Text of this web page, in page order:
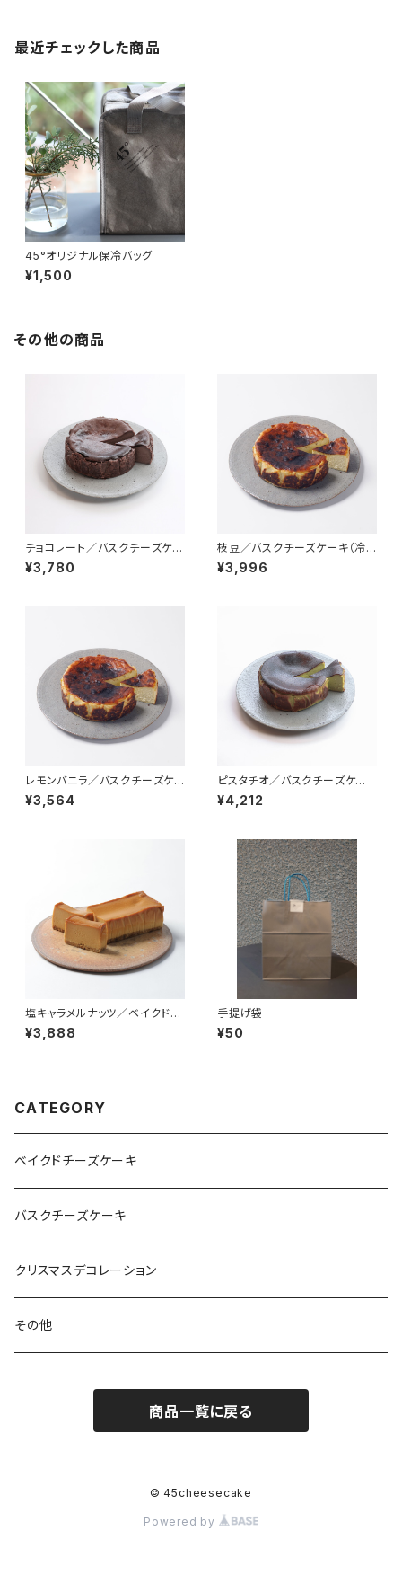
最近チェックした商品
45°オリジナル保冷バッグ
¥1,500
その他の商品
チョコレート／バスクチーズケー
キ（冷凍）
¥3,780
枝豆／バスクチーズケーキ（冷
凍）
¥3,996
レモンバニラ／バスクチーズケ
ーキ（冷凍）
¥3,564
ピスタチオ／バスクチーズケー
キ（冷凍）
¥4,212
塩キャラメルナッツ／ベイクドチ
ーズケーキ（冷凍）
¥3,888
手提げ袋
¥50
CATEGORY
ベイクドチーズケーキ
バスクチーズケーキ
クリスマスデコレーション
その他
商品一覧に戻る
© 45cheesecake
Powered by